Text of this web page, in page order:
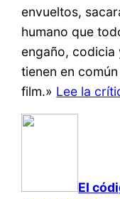
envueltos,
humano que
engaño, codicia
tienen en
film.» Lee la
El